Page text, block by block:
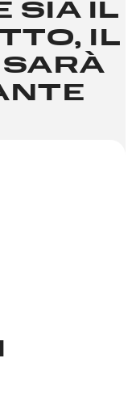
SIA IL
IL
SARÀ